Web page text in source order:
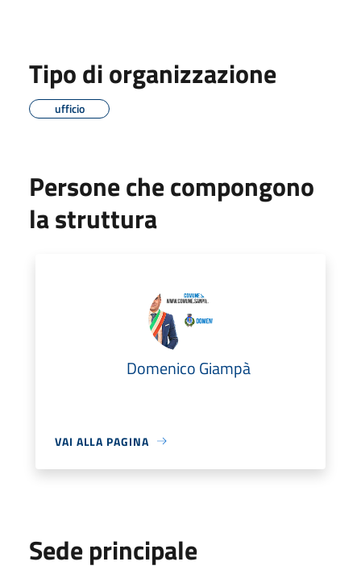
Tipo di organizzazione
ufficio
Persone che compongono
la struttura
Domenico Giampà
VAI ALLA PAGINA
Sede principale